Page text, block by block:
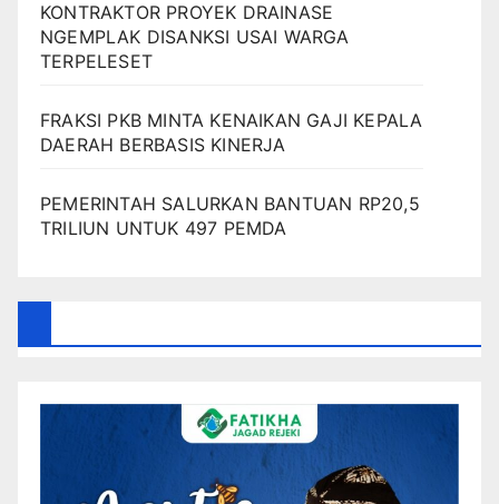
KONTRAKTOR PROYEK DRAINASE
NGEMPLAK DISANKSI USAI WARGA
TERPELESET
FRAKSI PKB MINTA KENAIKAN GAJI KEPALA
DAERAH BERBASIS KINERJA
PEMERINTAH SALURKAN BANTUAN RP20,5
TRILIUN UNTUK 497 PEMDA